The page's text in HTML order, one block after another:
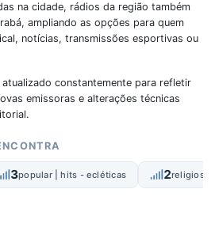
na cidade, rádios da região também
, ampliando as opções para quem
notícias, transmissões esportivas ou
constantemente para refletir
emissoras e alterações técnicas
3popular | hits - ecléticas 2